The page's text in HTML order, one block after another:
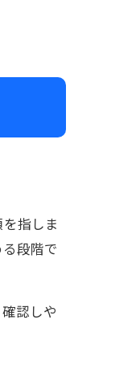
指しま
段階で
認しや